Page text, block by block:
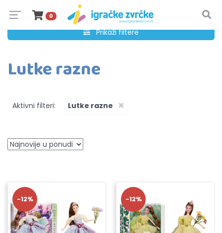
0
Prikaži filtere
Lutke razne
Aktivni filteri: ×
Lutke razne
-12% -12%